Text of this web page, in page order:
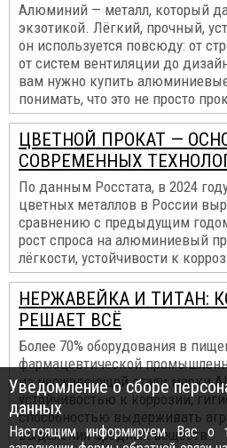
Алюминий — металл, который
экзотикой. Лёгкий, прочный,
он используется повсюду: от
от систем вентиляции до
вам нужно купить
понимать, что это не просто
ЦВЕТНОЙ ПРОКАТ —
СОВРЕМЕННЫХ
По данным Росстата, в 2024
цветных металлов в России
сравнению с предыдущим
рост спроса на алюминиевый
лёгкости, устойчивости к
НЕРЖАВЕЙКА И ТИТАН:
РЕШАЕТ ВСЁ
Более 70% оборудования в
фармацевтической
из нержавеющей стали марки
устойчивостью к коррозии,
способностью выдерживать
выделения вредных веществ.
Уведомление о сборе
данных
Настоящим информируем Вас о